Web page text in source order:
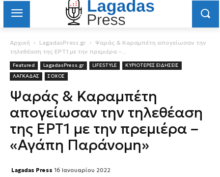
Αρχική LagadasPress.gr
Ψαράς & Καραμπέτη απογείωσαν την
τηλεθέαση της ΕΡΤ1 με την πρεμιέρα –...
Featured LagadasPress.gr LIFESTYLE
ΚΥΡΙΟΤΕΡΕΣ ΕΙΔΗΣΕΙΣ
ΛΑΓΚΑΔΑΣ
ΣΟΧΟΣ
Ψαράς & Καραμπέτη
απογείωσαν την τηλεθέαση
της ΕΡΤ1 με την πρεμιέρα –
«Αγάπη Παράνομη»
Lagadas Press 16 Ιανουαρίου 2022